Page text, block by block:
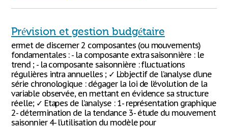
Prévision et gestion budgétaire
ermet de discerner 2 composantes (ou mouvements)
fondamentales : - la composante extra saisonnière : le
trend ; - la composante saisonnière : fluctuations
régulières intra annuelles ; ✓ L’objectif de l’analyse d’une
série chronologique : dégager la loi de l’évolution de la
variable observée, en mettant en évidence sa structure
réelle; ✓ Etapes de l’analyse : 1- représentation graphique
2- détermination de la tendance 3- étude du mouvement
saisonnier 4- l’utilisation du modèle pour